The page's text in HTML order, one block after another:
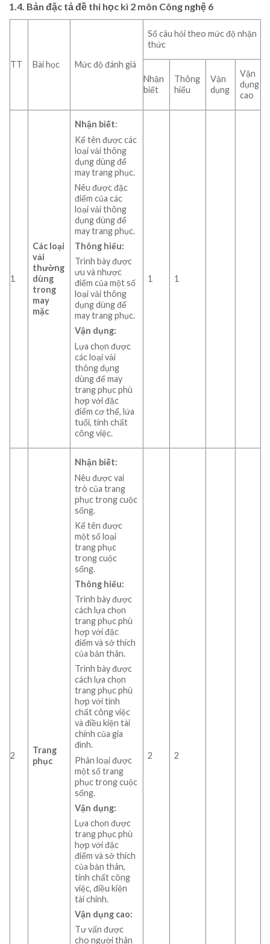
1.4. Bản đặc tả đề thi học kì 2 môn Công nghệ 6
TT Bài học Mức độ đánh giá
Số câu hỏi theo mức độ nhận
thức
Nhận
biết
Thông
hiểu
Vận
dụng
Vận
dụng
cao
1
Các loại
vải
thường
dùng
trong
may
mặc
Nhận biết:
Kể tên được các
loại vải thông
dụng dùng để
may trang phục.
Nêu được đặc
điểm của các
loại vải thông
dụng dùng để
may trang phục.
Thông hiểu:
Trình bày được
ưu và nhược
điểm của một số
loại vải thông
dụng dùng để
may trang phục.
Vận dụng:
Lựa chọn được
các loại vải
thông dụng
dùng để may
trang phục phù
hợp với đặc
điểm cơ thể, lứa
tuổi, tính chất
công việc.
1 1
2
Trang
phục
Nhận biết:
Nêu được vai
trò của trang
phục trong cuộc
sống.
Kể tên được
một số loại
trang phục
trong cuộc
sống.
Thông hiểu:
Trình bày được
cách lựa chọn
trang phục phù
hợp với đặc
điểm và sở thích
của bản thân.
Trình bày được
cách lựa chọn
trang phục phù
hợp với tính
chất công việc
và điều kiện tài
chính của gia
đình.
Phân loại được
một số trang
phục trong cuộc
sống.
Vận dụng:
Lựa chọn được
trang phục phù
hợp với đặc
điểm và sở thích
của bản thân,
tính chất công
việc, điều kiện
tài chính.
Vận dụng cao:
Tư vấn được
cho người thân
2 2